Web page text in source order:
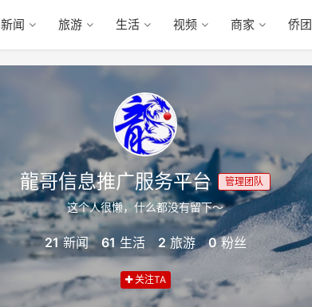
新闻 旅游 生活 视频 商家 侨团
龍哥信息推广服务平台 管理团队
这个人很懒，什么都没有留下～
21 新闻 61 生活 2 旅游 0 粉丝
关注TA